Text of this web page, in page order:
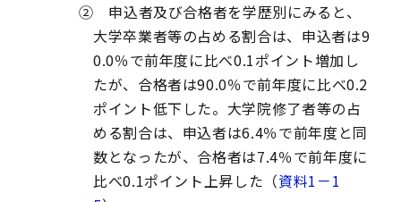
② 申込者及び合格者を学歴別にみると、
大学卒業者等の占める割合は、申込者は9
0.0％で前年度に比べ0.1ポイント増加し
たが、合格者は90.0％で前年度に比べ0.2
ポイント低下した。大学院修了者等の占
める割合は、申込者は6.4％で前年度と同
数となったが、合格者は7.4％で前年度に
比べ0.1ポイント上昇した（資料1－1